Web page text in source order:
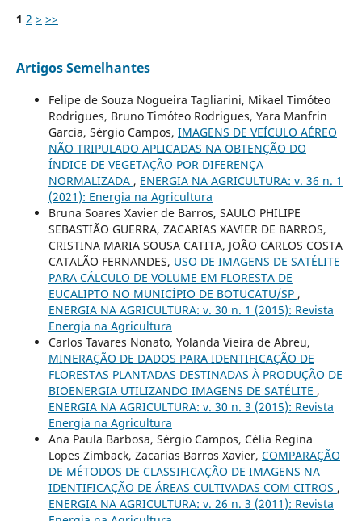
1 2 > >>
Artigos Semelhantes
Felipe de Souza Nogueira Tagliarini, Mikael Timóteo
Rodrigues, Bruno Timóteo Rodrigues, Yara Manfrin
Garcia, Sérgio Campos, IMAGENS DE VEÍCULO AÉREO
NÃO TRIPULADO APLICADAS NA OBTENÇÃO DO
ÍNDICE DE VEGETAÇÃO POR DIFERENÇA
NORMALIZADA , ENERGIA NA AGRICULTURA: v. 36 n. 1
(2021): Energia na Agricultura
Bruna Soares Xavier de Barros, SAULO PHILIPE
SEBASTIÃO GUERRA, ZACARIAS XAVIER DE BARROS,
CRISTINA MARIA SOUSA CATITA, JOÃO CARLOS COSTA
CATALÃO FERNANDES, USO DE IMAGENS DE SATÉLITE
PARA CÁLCULO DE VOLUME EM FLORESTA DE
EUCALIPTO NO MUNICÍPIO DE BOTUCATU/SP ,
ENERGIA NA AGRICULTURA: v. 30 n. 1 (2015): Revista
Energia na Agricultura
Carlos Tavares Nonato, Yolanda Vieira de Abreu,
MINERAÇÃO DE DADOS PARA IDENTIFICAÇÃO DE
FLORESTAS PLANTADAS DESTINADAS À PRODUÇÃO DE
BIOENERGIA UTILIZANDO IMAGENS DE SATÉLITE ,
ENERGIA NA AGRICULTURA: v. 30 n. 3 (2015): Revista
Energia na Agricultura
Ana Paula Barbosa, Sérgio Campos, Célia Regina
Lopes Zimback, Zacarias Barros Xavier, COMPARAÇÃO
DE MÉTODOS DE CLASSIFICAÇÃO DE IMAGENS NA
IDENTIFICAÇÃO DE ÁREAS CULTIVADAS COM CITROS ,
ENERGIA NA AGRICULTURA: v. 26 n. 3 (2011): Revista